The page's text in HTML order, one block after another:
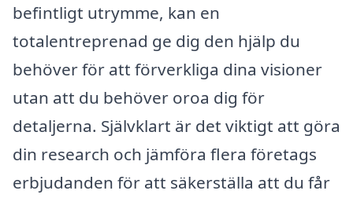
befintligt utrymme, kan en
totalentreprenad ge dig den hjälp du
behöver för att förverkliga dina visioner
utan att du behöver oroa dig för
detaljerna. Självklart är det viktigt att göra
din research och jämföra flera företags
erbjudanden för att säkerställa att du får